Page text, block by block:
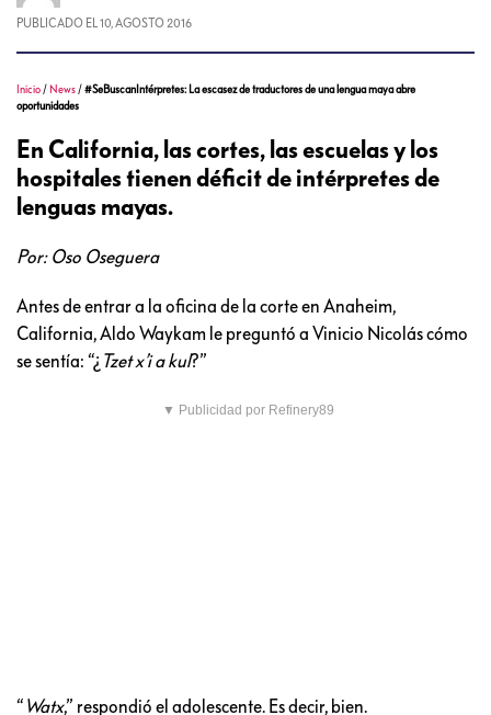
PUBLICADO EL 10, AGOSTO 2016
Inicio / News /#SeBuscanIntérpretes: La escasez de traductores de una lengua maya abre
oportunidades
En California, las cortes, las escuelas y los
hospitales tienen déficit de intérpretes de
lenguas mayas.
Por: Oso Oseguera
Antes de entrar a la oficina de la corte en Anaheim,
California, Aldo Waykam le preguntó a Vinicio Nicolás cómo
se sentía: “¿ Tzet x’i a kul?”
▼ Publicidad por Refinery89
“ Watx,” respondió el adolescente. Es decir, bien.